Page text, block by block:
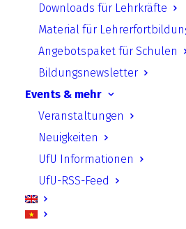
Downloads für Lehrkräfte
Material für
Angebotspaket für Schulen
Bildungsnewsletter
Events & mehr
Veranstaltungen
Neuigkeiten
UfU Informationen
UfU-RSS-Feed
Wärmewende in
Nichtwohngebäuden
TICA - Bulgarien
BEACON
E-Enhance